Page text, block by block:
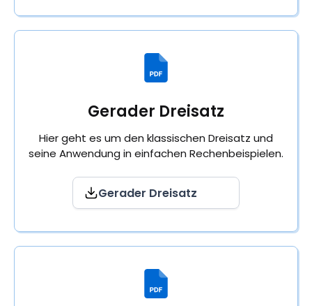
Gerader Dreisatz
Hier geht es um den klassischen Dreisatz und
seine Anwendung in einfachen Rechenbeispielen.
Gerader Dreisatz